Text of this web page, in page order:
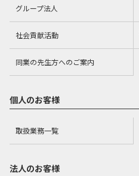
グループ法人
社会貢献活動
同業の先生方へのご案内
個人のお客様
取扱業務一覧
法人のお客様